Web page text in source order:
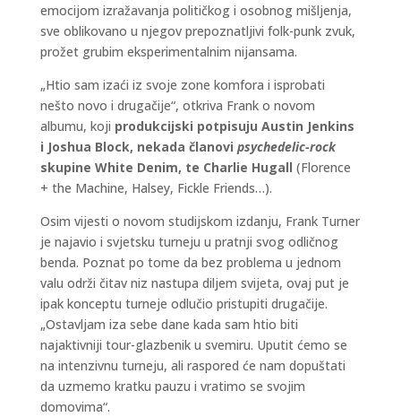
emocijom izražavanja političkog i osobnog mišljenja,
sve oblikovano u njegov prepoznatljivi folk-punk zvuk,
prožet grubim eksperimentalnim nijansama.
„Htio sam izaći iz svoje zone komfora i isprobati
nešto novo i drugačije“, otkriva Frank o novom
albumu, koji produkcijski potpisuju Austin Jenkins
i Joshua Block, nekada članovi psychedelic-rock
skupine White Denim, te Charlie Hugall (Florence
+ the Machine, Halsey, Fickle Friends…).
Osim vijesti o novom studijskom izdanju, Frank Turner
je najavio i svjetsku turneju u pratnji svog odličnog
benda. Poznat po tome da bez problema u jednom
valu održi čitav niz nastupa diljem svijeta, ovaj put je
ipak konceptu turneje odlučio pristupiti drugačije.
„Ostavljam iza sebe dane kada sam htio biti
najaktivniji tour-glazbenik u svemiru. Uputit ćemo se
na intenzivnu turneju, ali raspored će nam dopuštati
da uzmemo kratku pauzu i vratimo se svojim
domovima“.